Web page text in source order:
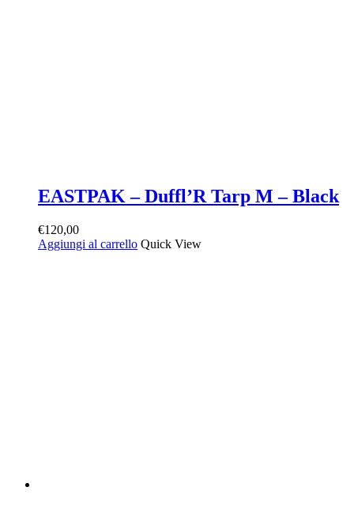
EASTPAK – Duffl’R Tarp M – Black
€120,00
Aggiungi al carrello Quick View